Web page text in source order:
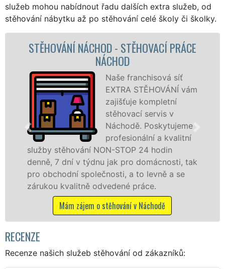
služeb mohou nabídnout řadu dalších extra služeb, od
stěhování nábytku až po stěhování celé školy či školky.
STĚHOVACÍ SLUŽBA NÁCHOD -
STĚHOVACÍ FIRMA NÁCHOD
Poskytujeme
stěhovací služby v
Náchodě na
špičkové úrovni se
speciální stěhovací
technikou. Tyto
služby zajišťujeme domácnostem i firmám v
celém okresu Náchod se zárukou kvality
franchisové sítě EXTRA STĚHOVÁNÍ.
Nabízíme stěhovací služby NON-STOP
včetně víkendů a svátků bez příplatků.
Mám zájem o stěhovací služby v Náchodě
RECENZE
Recenze našich služeb stěhování od zákazníků: